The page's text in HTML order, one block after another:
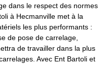
dans le respect des normes
à Hecmanville met à la
les plus performants :
de pose de carrelage,
de travailler dans la plus
Avec Ent Bartoli et